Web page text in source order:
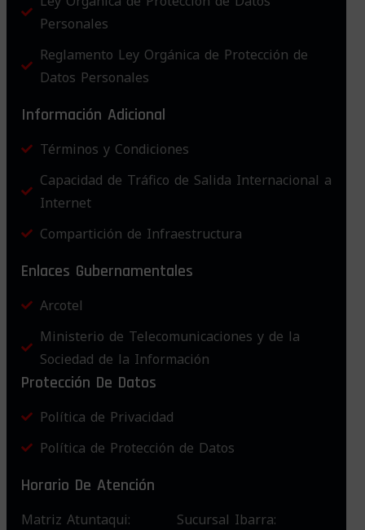
Personales
Reglamento Ley Orgánica de Protección de
Datos Personales
Información Adicional
Términos y Condiciones
Capacidad de Tráfico de Salida Internacional a
Internet
Compartición de Infraestructura
Enlaces Gubernamentales
Arcotel
Ministerio de Telecomunicaciones y de la
Sociedad de la Información
Protección De Datos
Política de Privacidad
Política de Protección de Datos
Horario De Atención
Matriz Atuntaqui:
Sucursal Ibarra: